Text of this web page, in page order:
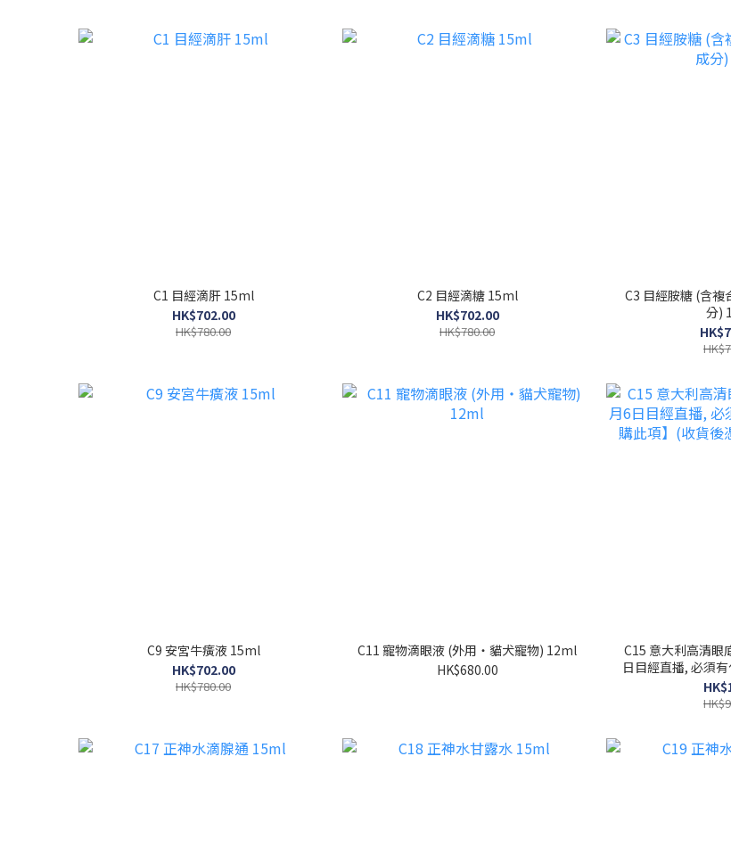
C1 目經滴肝 15ml
HK$702.00
HK$780.00
C2 目經滴糖 15ml
HK$702.00
HK$780.00
C3 目經胺糖 (含
分)
C9 安宮牛癀液 15ml
HK$702.00
HK$780.00
C11 寵物滴眼液 (外用・貓犬寵物) 12ml
HK$680.00
C15 意大利高清眼
日目經直播, 必須
項】(收貨後憑